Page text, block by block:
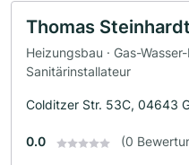
Thomas Steinhardt
Heizungsbau · Gas-
Sanitärinstallateur
Colditzer Str. 53C, 04643
0.0 (0